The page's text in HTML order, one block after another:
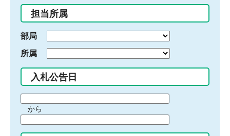
入
力
担当所属
部局
所属
入札公告日
間
始
から
間